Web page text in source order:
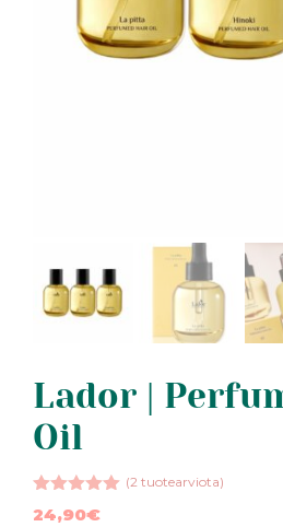
Lador |
Oil
5.00 5:stä
(2 tuotearviota)
24,90€